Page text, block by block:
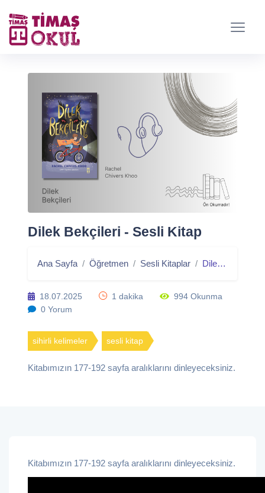
Dilek Bekçileri - Sesli Kitap
Ana Sayfa Öğretmen Sesli Kitaplar Dilek Bekçileri - Sesli Kitap
18.07.2025 1 dakika
994 Okunma
0 Yorum
sihirli kelimeler sesli kitap
Kitabımızın 177-192 sayfa aralıklarını dinleyeceksiniz.
Kitabımızın 177-192 sayfa aralıklarını dinleyeceksiniz.